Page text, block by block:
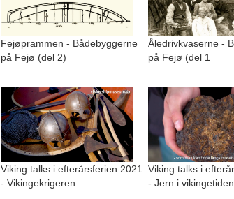
Fejøprammen - Bådebyggerne
på Fejø (del 2)
Åledrivkvaserne -
på Fejø (del 1
Viking talks i efterårsferien 2021
- Vikingekrigeren
Viking talks i
- Jern i vikingetiden